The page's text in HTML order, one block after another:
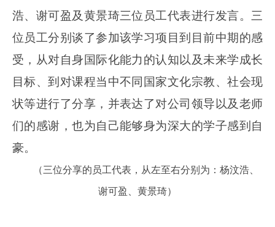
浩、谢可盈及黄景琦三位员工代表进行发言。三
位员工分别谈了参加该学习项目到目前中期的感
受，从对自身国际化能力的认知以及未来学成长
目标、到对课程当中不同国家文化宗教、社会现
状等进行了分享，并表达了对公司领导以及老师
们的感谢，也为自己能够身为深大的学子感到自
豪。
（三位分享的员工代表，从左至右分别为：杨汶浩、
谢可盈、黄景琦）